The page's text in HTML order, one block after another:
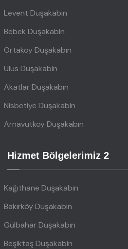
Levent Duşakabin
Bebek Duşakabin
Ortaköy Duşakabin
Ulus Duşakabin
Akatlar Duşakabin
Nisbetiye Duşakabin
Arnavutköy Duşakabin
Hizmet Bölgelerimiz 2
Kağıthane Duşakabin
Bakırköy Duşakabin
Gülbahar Duşakabin
Beşiktaş Duşakabin